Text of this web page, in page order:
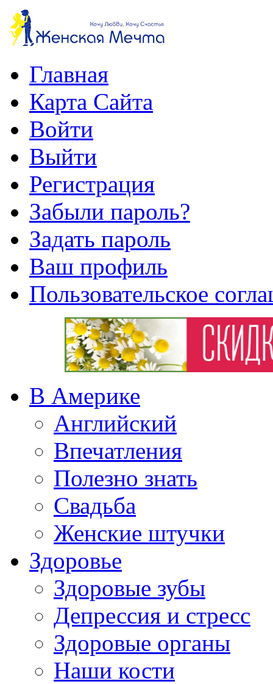
Главная
Карта Сайта
Войти
Выйти
Регистрация
Забыли пароль?
Задать пароль
Ваш профиль
Пользовательское
В Америке
Английский
Впечатления
Полезно знать
Свадьба
Женские штучки
Здоровье
Здоровые зубы
Депрессия и стресс
Здоровые органы
Наши кости